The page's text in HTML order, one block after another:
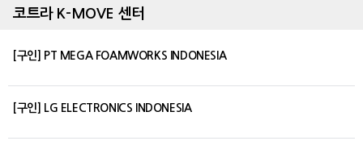
코트라 K-MOVE 센터
[구인] PT MEGA FOAMWORKS INDONESIA
[구인] LG ELECTRONICS INDONESIA